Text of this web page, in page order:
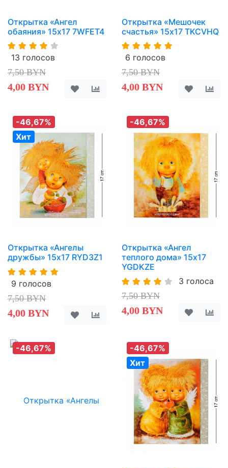
Открытка «Ангел
обаяния» 15х17 7WFET4
13 голосов
7,50 BYN
4,00 BYN
Открытка «Мешочек
счастья» 15х17 TKCVHQ
6 голосов
7,50 BYN
4,00 BYN
-46,67%
Хит
Открытка «Ангелы
дружбы» 15х17 RYD3Z1
9 голосов
7,50 BYN
4,00 BYN
-46,67%
Открытка «Ангел
теплого дома» 15х17
YGDKZE
3 голоса
7,50 BYN
4,00 BYN
-46,67%
-46,67%
Хит